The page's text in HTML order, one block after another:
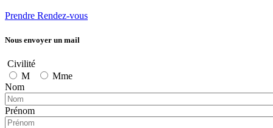
Prendre Rendez-vous
Nous envoyer un mail
Civilité
M
Mme
Nom
Prénom